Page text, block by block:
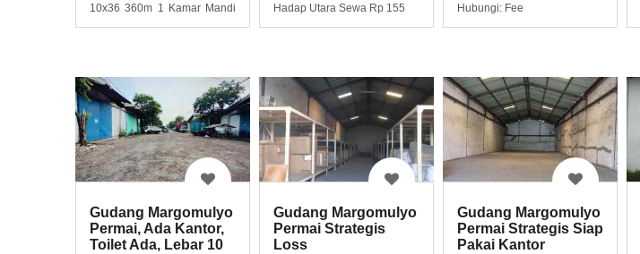
10x36 360m 1 Kamar Mandi
Hadap Utara Sewa Rp 155
Hubungi: Fee
Gudang Margomulyo
Permai, Ada Kantor,
Toilet Ada, Lebar 10
Gudang Margomulyo
Permai Strategis
Loss
Gudang Margomulyo
Permai Strategis Siap
Pakai Kantor